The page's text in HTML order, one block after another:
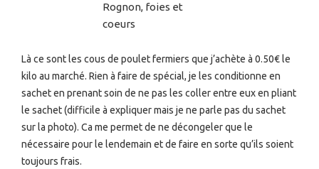
Rognon, foies et
coeurs
Là ce sont les cous de poulet fermiers que j’achète à 0.50€ le
kilo au marché. Rien à faire de spécial, je les conditionne en
sachet en prenant soin de ne pas les coller entre eux en pliant
le sachet (difficile à expliquer mais je ne parle pas du sachet
sur la photo). Ca me permet de ne décongeler que le
nécessaire pour le lendemain et de faire en sorte qu’ils soient
toujours frais.